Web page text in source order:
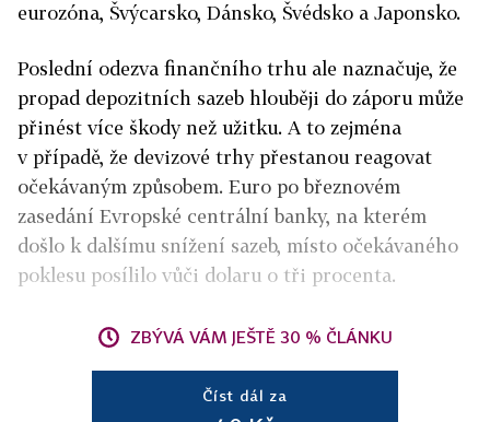
eurozóna, Švýcarsko, Dánsko, Švédsko a Japonsko.
Poslední odezva finančního trhu ale naznačuje, že
propad depozitních sazeb hlouběji do záporu může
přinést více škody než užitku. A to zejména
v případě, že devizové trhy přestanou reagovat
očekávaným způsobem. Euro po březnovém
zasedání Evropské centrální banky, na kterém
došlo k dalšímu snížení sazeb, místo očekávaného
poklesu posílilo vůči dolaru o tři procenta.
ZBÝVÁ VÁM JEŠTĚ 30 % ČLÁNKU
Číst dál za